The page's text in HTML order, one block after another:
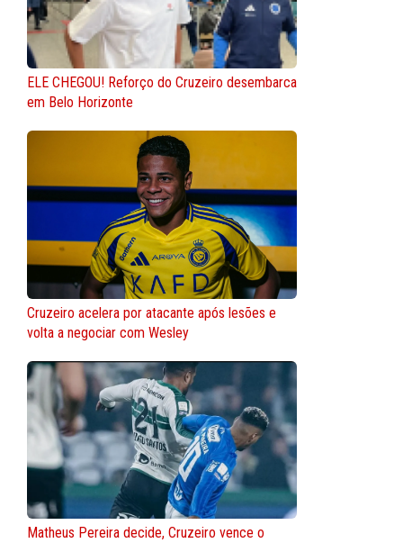
ELE CHEGOU! Reforço do Cruzeiro desembarca
em Belo Horizonte
Cruzeiro acelera por atacante após lesões e
volta a negociar com Wesley
Matheus Pereira decide, Cruzeiro vence o